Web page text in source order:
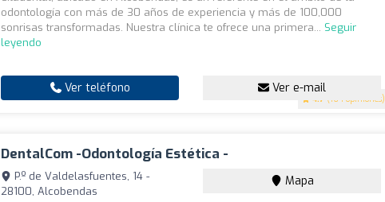
4.7 (164 opiniones)
odontología con más de 30 años de experiencia y más de 100,000
sonrisas transformadas. Nuestra clínica te ofrece una primera... Seguir
leyendo
Ver teléfono Ver e-mail
DentalCom -Odontología Estética -
P.º de Valdelasfuentes, 14 -
28100, Alcobendas
Mapa